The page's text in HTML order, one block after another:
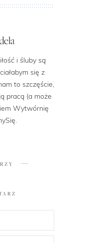
i śluby są
się z
to szczęście,
pracą (a może
Wytwórnię